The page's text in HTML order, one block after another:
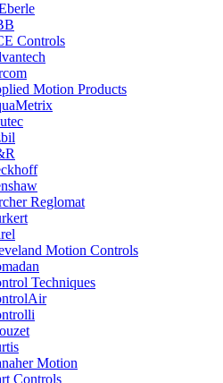
Controls
Motion Products
Reglomat
Motion Controls
Techniques
Motion
Controls